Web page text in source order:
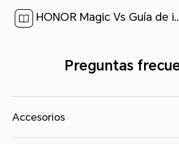
HONOR Magic Vs Guía de
Preguntas
Accesorios